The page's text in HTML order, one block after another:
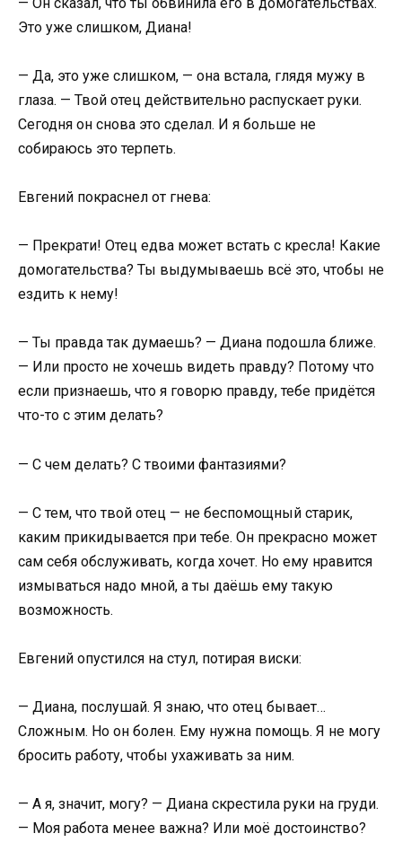
Это уже слишком, Диана!
— Да, это уже слишком, — она встала, глядя мужу в
глаза. — Твой отец действительно распускает руки.
Сегодня он снова это сделал. И я больше не
собираюсь это терпеть.
Евгений покраснел от гнева:
— Прекрати! Отец едва может встать с кресла! Какие
домогательства? Ты выдумываешь всё это, чтобы не
ездить к нему!
— Ты правда так думаешь? — Диана подошла ближе.
— Или просто не хочешь видеть правду? Потому что
если признаешь, что я говорю правду, тебе придётся
что-то с этим делать?
— С чем делать? С твоими фантазиями?
— С тем, что твой отец — не беспомощный старик,
каким прикидывается при тебе. Он прекрасно может
сам себя обслуживать, когда хочет. Но ему нравится
измываться надо мной, а ты даёшь ему такую
возможность.
Евгений опустился на стул, потирая виски:
— Диана, послушай. Я знаю, что отец бывает…
Сложным. Но он болен. Ему нужна помощь. Я не могу
бросить работу, чтобы ухаживать за ним.
— А я, значит, могу? — Диана скрестила руки на груди.
— Моя работа менее важна? Или моё достоинство?